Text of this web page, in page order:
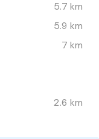
5.7 km
5.9 km
7 km
2.6 km